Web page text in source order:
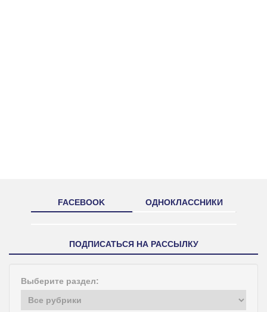
FACEBOOK ОДНОКЛАССНИКИ
ПОДПИСАТЬСЯ НА РАССЫЛКУ
Выберите раздел: